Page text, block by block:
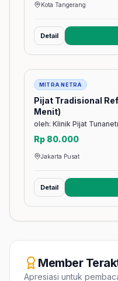
Kota Tangerang
Detail
Jasa
MITRA NETRA
Pijat Tradisional
Menit)
oleh: Klinik Pijat
Rp 80.000
Jakarta Pusat
Detail
Member
Apresiasi untuk